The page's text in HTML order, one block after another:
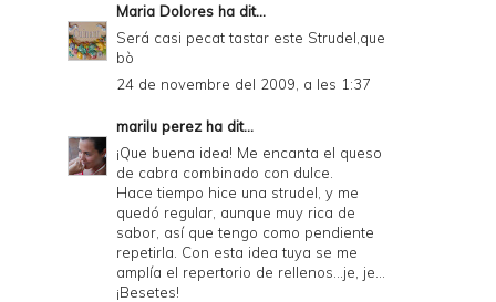
Maria Dolores ha dit...
Será casi pecat tastar este Strudel,que
bò
24 de novembre del 2009, a les 1:37
marilu perez ha dit...
¡Que buena idea! Me encanta el queso
de cabra combinado con dulce.
Hace tiempo hice una strudel, y me
quedó regular, aunque muy rica de
sabor, así que tengo como pendiente
repetirla. Con esta idea tuya se me
amplía el repertorio de rellenos...je, je...
¡Besetes!